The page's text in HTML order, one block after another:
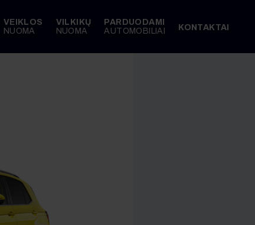
VEIKLOS
NUOMA
VILKIKŲ
NUOMA
PARDUODAMI
AUTOMOBILIAI
KONTAKTAI